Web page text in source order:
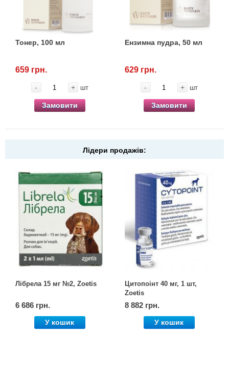
Тонер, 100 мл
659 грн.
- + шт
Замовити
Ензимна пудра, 50 мл
629 грн.
- + шт
Замовити
Лідери продажів:
Лібрела 15 мг №2, Zoetis
6 686 грн.
У кошик
Цитопоінт 40 мг, 1 шт,
Zoetis
8 882 грн.
У кошик
Ласощі та корма
Vet Diet Canine Wet - ветеринарные диеты
для собак
килимки
Миски, автогодівниці, поілки
матеріали
Подарункові сертифікати
Товари для голубів
Товари для гризунів
Товари для коней
Товари для людей